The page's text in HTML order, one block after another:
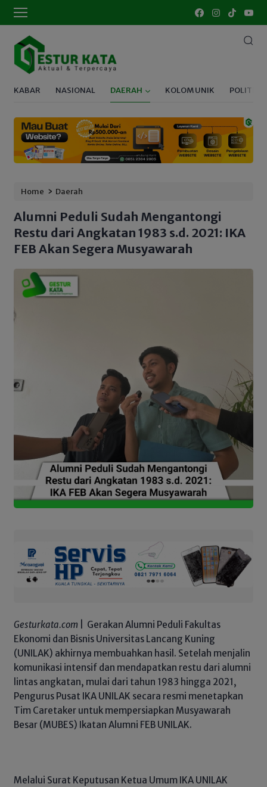
KABAR NASIONAL DAERAH KOLOM UNIK POLITIK
Home › Daerah
Alumni Peduli Sudah Mengantongi
Restu dari Angkatan 1983 s.d. 2021: IKA
FEB Akan Segera Musyawarah
Gesturkata.com | Gerakan Alumni Peduli Fakultas
Ekonomi dan Bisnis Universitas Lancang Kuning
(UNILAK) akhirnya membuahkan hasil. Setelah menjalin
komunikasi intensif dan mendapatkan restu dari alumni
lintas angkatan, mulai dari tahun 1983 hingga 2021,
Pengurus Pusat IKA UNILAK secara resmi menetapkan
Tim Caretaker untuk mempersiapkan Musyawarah
Besar (MUBES) Ikatan Alumni FEB UNILAK.
Melalui Surat Keputusan Ketua Umum IKA UNILAK